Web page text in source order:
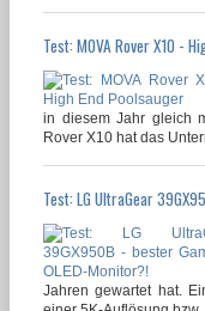
Test: MOVA Rover X10 -
in diesem Jahr gleich
Rover X10 hat das
Test: LG UltraGear
Jahren gewartet hat.